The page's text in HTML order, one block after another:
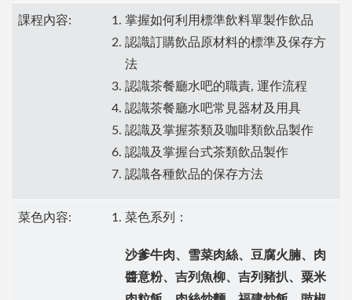
課程內容:
掌握如何利用標準飲料單製作飲品
認識訂購飲品原材料的標準及保存方
法
認識茶餐廳水吧的職責, 運作流程
認識茶餐廳水吧常見器材及用具
認識及掌握茶類及咖啡類飲品製作
認識及掌握台式茶類飲品製作
認識各種飲品的保存方法
菜色內容: 菜色系列：
沙爹牛肉、雪菜肉絲、豆腐火腩、肉
醬意粉、吉列魚柳、吉列豬扒、粟米